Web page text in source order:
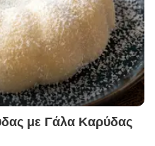
με Γάλα Καρύδας